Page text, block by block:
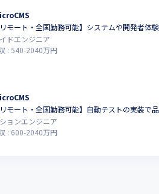
リモート・全国勤務可能】システムや開発者体
ドエンジニア
: 540-2040万円
モート・全国勤務可能】自動テストの実装で
ョンエンジニア
: 600-2040万円